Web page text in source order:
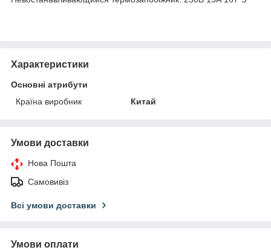
Характеристики
Основні атрибути
Країна виробник
Китай
Умови доставки
Нова Пошта
Самовивіз
Всі умови доставки
Умови оплати